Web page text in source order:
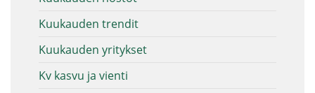
Kuukauden trendit
Kuukauden yritykset
Kv kasvu ja vienti